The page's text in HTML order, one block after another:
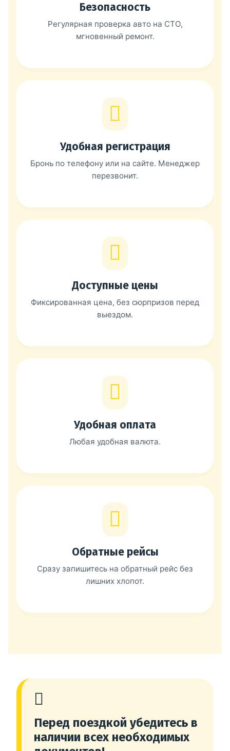
Безопасность
Регулярная проверка авто на СТО,
мгновенный ремонт.
Удобная регистрация
Бронь по телефону или на сайте. Менеджер
перезвонит.
Доступные цены
Фиксированная цена, без сюрпризов перед
выездом.
Удобная оплата
Любая удобная валюта.
Обратные рейсы
Сразу запишитесь на обратный рейс без
лишних хлопот.
Перед поездкой убедитесь в
наличии всех необходимых